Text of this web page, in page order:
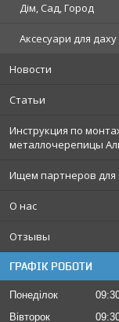
Дім, Сад, Город
Аксесуари для даху
Новости
Статьи
Инструкция по
металлочерепицы
Ищем партнеров для
О нас
Отзывы
ГРАФІК РОБОТИ
Понеділок
Вівторок